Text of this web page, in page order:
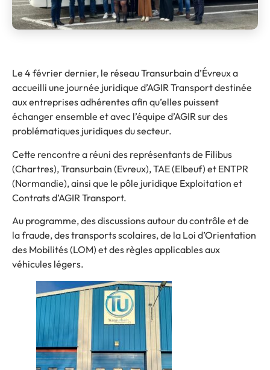
Le 4 février dernier, le réseau Transurbain d’Évreux a
accueilli une journée juridique d’AGIR Transport destinée
aux entreprises adhérentes afin qu’elles puissent
échanger ensemble et avec l’équipe d’AGIR sur des
problématiques juridiques du secteur.
Cette rencontre a réuni des représentants de Filibus
(Chartres), Transurbain (Evreux), TAE (Elbeuf) et ENTPR
(Normandie), ainsi que le pôle juridique Exploitation et
Contrats d’AGIR Transport.
Au programme, des discussions autour du contrôle et de
la fraude, des transports scolaires, de la Loi d’Orientation
des Mobilités (LOM) et des règles applicables aux
véhicules légers.